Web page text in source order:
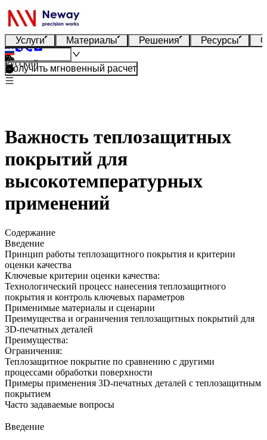
Услуги Материалы Решения Ресурсы
Русский
Получить мгновенный расчет
Важность теплозащитных
покрытий для
высокотемпературных
применений
Содержание
Введение
Принцип работы теплозащитного покрытия и критерии
оценки качества
Ключевые критерии оценки качества:
Технологический процесс нанесения теплозащитного
покрытия и контроль ключевых параметров
Применимые материалы и сценарии
Преимущества и ограничения теплозащитных покрытий для
3D-печатных деталей
Преимущества:
Ограничения:
Теплозащитное покрытие по сравнению с другими
процессами обработки поверхности
Примеры применения 3D-печатных деталей с теплозащитным
покрытием
Часто задаваемые вопросы
Введение